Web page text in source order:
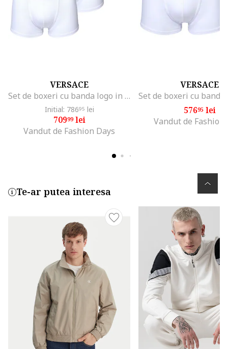
VERSACE
Set de boxeri cu banda logo in talie - 3 perechi, Alb
Initial: 78695 lei
70999lei
Vandut de Fashion Days
VERSACE
57695lei
Vandut de Fashion
Te-ar putea interesa